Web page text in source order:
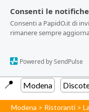
Consenti le notifiche
Consenti a PapidO.it di
rimanere sempre
Powered by SendPulse
Consenti le notifiche
Consenti a PapidO.it di
rimanere sempre
Powered by SendPulse
📍️ Modena
Modena > Ristoranti >